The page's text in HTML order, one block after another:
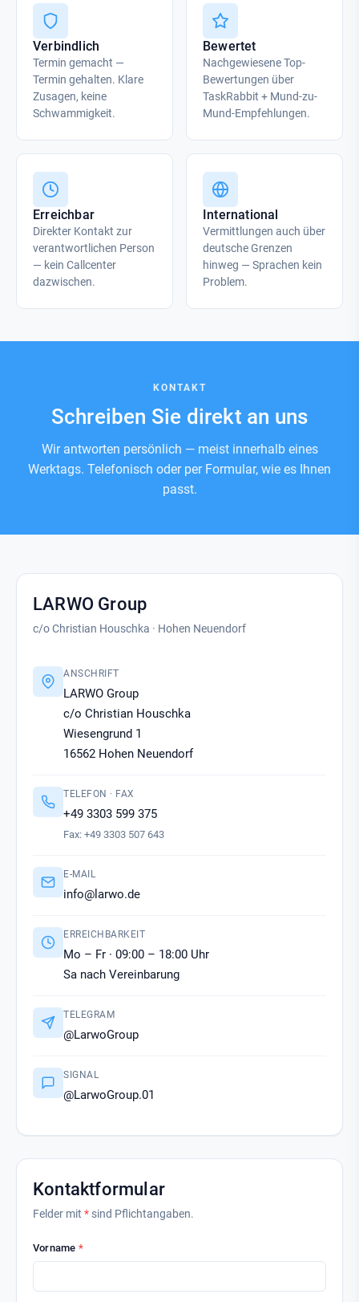
Verbindlich
Termin gemacht —
Termin gehalten. Klare
Zusagen, keine
Schwammigkeit.
Bewertet
Nachgewiesene Top-
Bewertungen über
TaskRabbit + Mund-zu-
Mund-Empfehlungen.
Erreichbar
Direkter Kontakt zur
verantwortlichen Person
— kein Callcenter
dazwischen.
International
Vermittlungen auch über
deutsche Grenzen
hinweg — Sprachen kein
Problem.
KONTAKT
Schreiben Sie direkt an uns
Wir antworten persönlich — meist innerhalb eines
Werktags. Telefonisch oder per Formular, wie es Ihnen
passt.
LARWO Group
c/o Christian Houschka · Hohen Neuendorf
ANSCHRIFT
LARWO Group
c/o Christian Houschka
Wiesengrund 1
16562 Hohen Neuendorf
TELEFON · FAX
+49 3303 599 375
Fax: +49 3303 507 643
E-MAIL
info@larwo.de
ERREICHBARKEIT
Mo – Fr · 09:00 – 18:00 Uhr
Sa nach Vereinbarung
TELEGRAM
@LarwoGroup
SIGNAL
@LarwoGroup.01
Kontaktformular
Felder mit * sind Pflichtangaben.
Vorname *